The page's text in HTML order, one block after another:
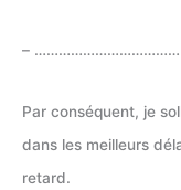
–
Par conséquent, je
dans les meilleurs
retard.